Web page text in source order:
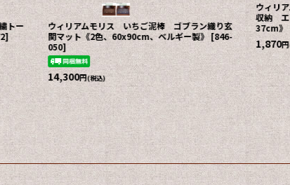
院の必需品】 ウイリアム・モリス いちご
柄 マイナカバーカード・お薬手帳 通院ポ
1柄、D2.0×W14.0×H21.5（cm）》
047
円(税込)
『5%特別ポイント品』
100% UV加工 トンボ
同色2枚1組》 2枚入[
2,420円 (税込)